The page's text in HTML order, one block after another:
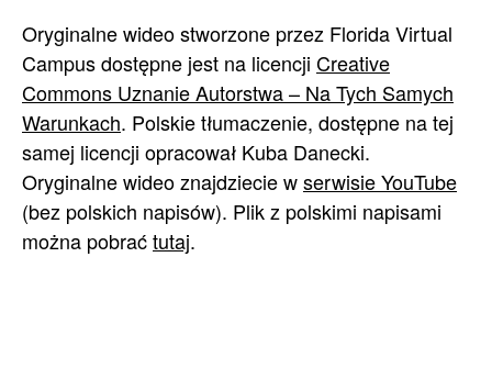
Oryginalne wideo stworzone przez Florida Virtual
Campus dostępne jest na licencji Creative
Commons Uznanie Autorstwa – Na Tych Samych
Warunkach. Polskie tłumaczenie, dostępne na tej
samej licencji opracował Kuba Danecki.
Oryginalne wideo znajdziecie wserwisie YouTube
(bez polskich napisów). Plik z polskimi napisami
można pobraćtutaj.